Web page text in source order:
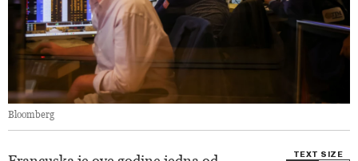
Bloomberg
TEXT SIZE